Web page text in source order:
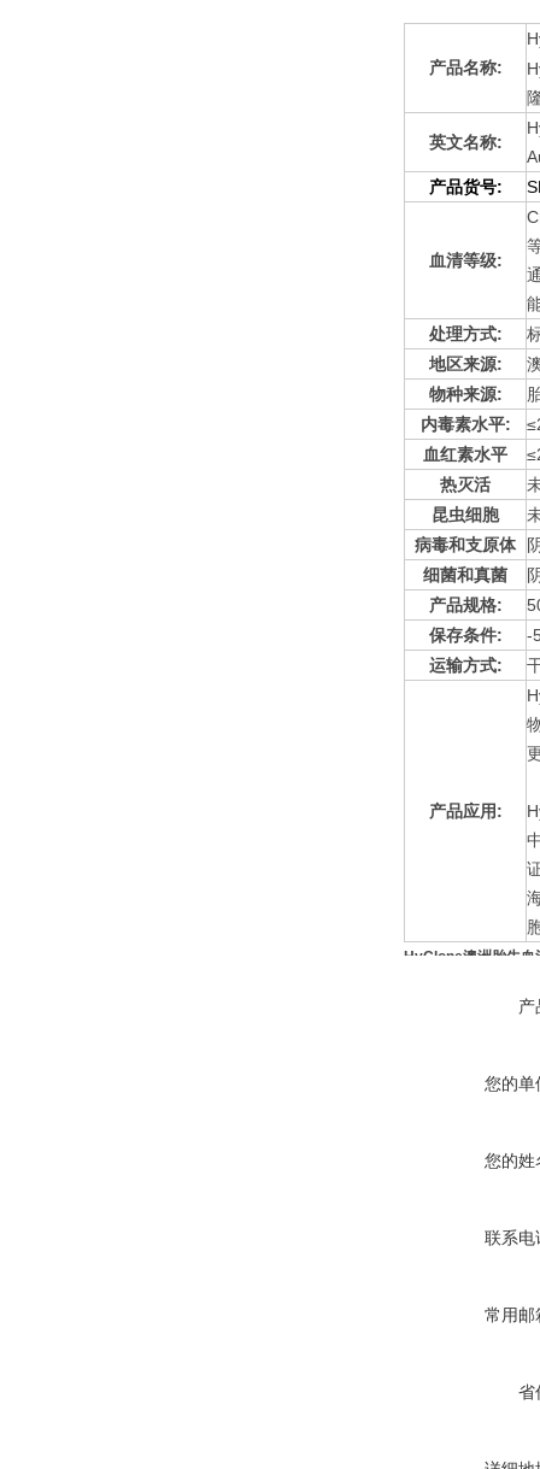
产品名称:
英文名称:
产品货号:
血清等级:
处理方式:
地区来源:
物种来源:
内毒素水平:
血红素水平
热灭活
昆虫细胞
病毒和支原体
细菌和真菌
产品规格:
保存条件:
-
运输方式:
产品应用:
HyClone澳洲胎牛血
产
您的单
您的姓
联系电
常用邮
省